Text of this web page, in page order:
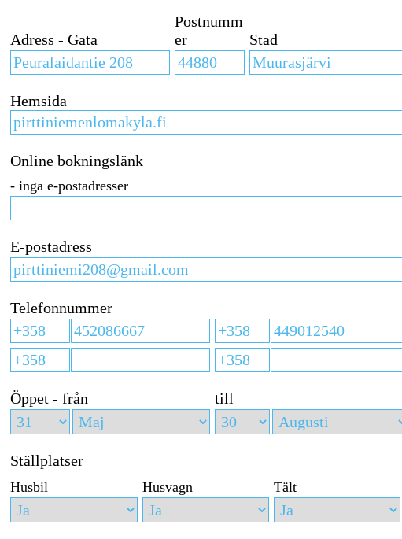
Adress - Gata
Postnumm
er
Stad
Hemsida
Online bokningslänk
- inga e-postadresser
E-postadress
Telefonnummer
Öppet - från till
Ställplatser
Husbil Husvagn Tält